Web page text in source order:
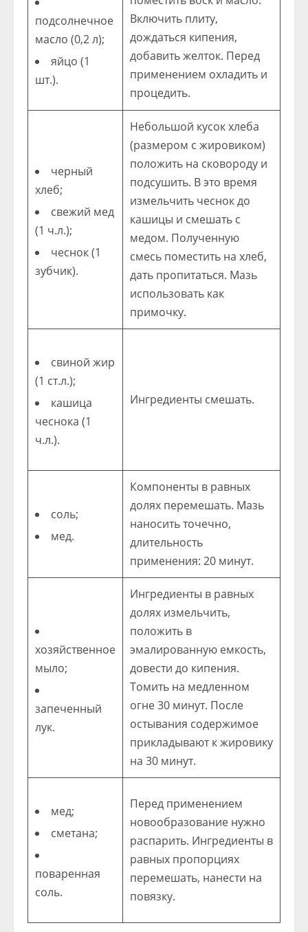
подсолнечное
масло (0,2 л);
яйцо (1
шт.).
Включить плиту,
дождаться кипения,
добавить желток. Перед
применением охладить и
процедить.
черный
хлеб;
свежий мед
(1 ч.л.);
чеснок (1
зубчик).
Небольшой кусок хлеба
(размером с жировиком)
положить на сковороду и
подсушить. В это время
измельчить чеснок до
кашицы и смешать с
медом. Полученную
смесь поместить на хлеб,
дать пропитаться. Мазь
использовать как
примочку.
свиной жир
(1 ст.л.);
кашица
чеснока (1
ч.л.).
Ингредиенты смешать.
соль;
мед.
Компоненты в равных
долях перемешать. Мазь
наносить точечно,
длительность
применения: 20 минут.
хозяйственное
мыло;
запеченный
лук.
Ингредиенты в равных
долях измельчить,
положить в
эмалированную емкость,
довести до кипения.
Томить на медленном
огне 30 минут. После
остывания содержимое
прикладывают к жировику
на 30 минут.
мед;
сметана;
поваренная
соль.
Перед применением
новообразование нужно
распарить. Ингредиенты в
равных пропорциях
перемешать, нанести на
повязку.